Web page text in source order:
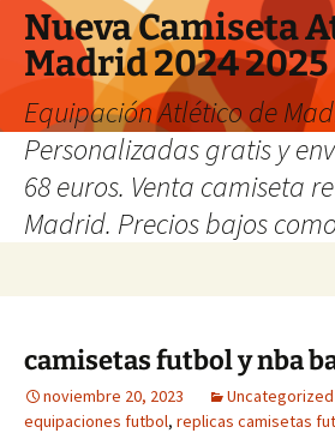
Nueva Camiseta
Madrid 2024 2025
Equipación Atlético de
Personalizadas gratis y
68 euros. Venta camiseta
Madrid. Precios bajos
camisetas futbol y nba
noviembre 20, 2023 Uncategorized
equipaciones futbol, replicas camisetas